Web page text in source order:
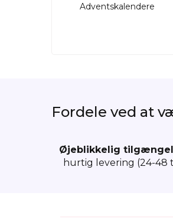
Adventskalendere
Fordele ved at
Øjeblikkelig
hurtig levering (24-48